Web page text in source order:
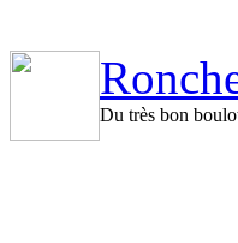
Du très bon